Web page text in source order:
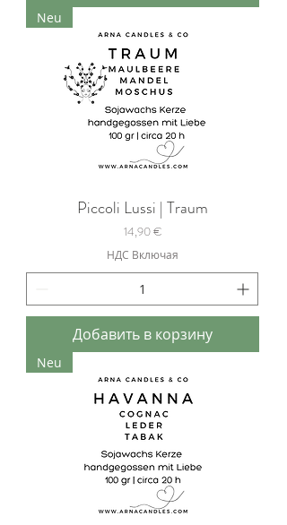
Neu
Piccoli Lussi | Traum
Цена
14,90 €
НДС Включая
Добавить в корзину
Neu